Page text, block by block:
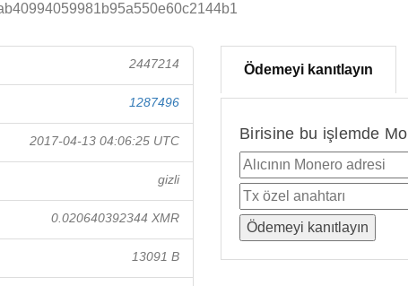
2447214
1287496
2017-04-13 04:06:25 UTC
gizli
0.020640392344 XMR
13091 B
Ödemeyi kanıtlayın
Birisine bu işlemde